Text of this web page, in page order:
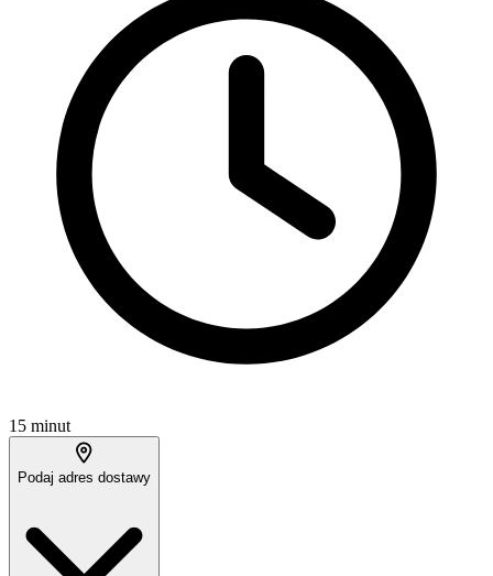
15 minut
Podaj adres dostawy